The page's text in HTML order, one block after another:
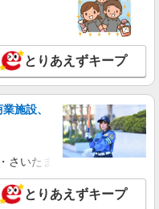
：292000円 ★交通費規定に
東京メトロ千代田線新御茶ノ
詳細を見る
KT6001175026
とりあえずキープ
施設、
さいたま市岩槻区・久喜市・
とりあえずキープ